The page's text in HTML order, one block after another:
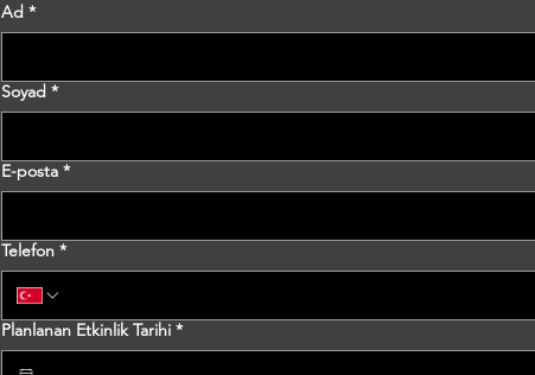
Ad *
Soyad *
E-posta *
Telefon *
Planlanan Etkinlik Tarihi *